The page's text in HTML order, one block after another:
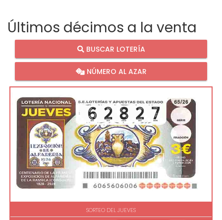
Últimos décimos a la venta
BUSCAR LOTERÍA
NÚMERO AL AZAR
SORTEO DEL JUEVES